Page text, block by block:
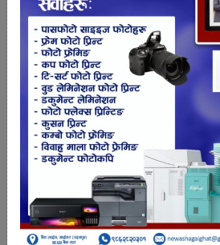
गरेका थिए। एक मत तटस्थमा परेको
त्यसपछि जनता समाजवादी पार्टी
पार्टीले सरकारलाई दिएको
प्रधानमन्त्री दाहालले २०८१ साल
विपक्षी दलको संसद् बैठक
मत लिएका थिए। त्यसबेला
सांसदले मत दिएका थिए भने